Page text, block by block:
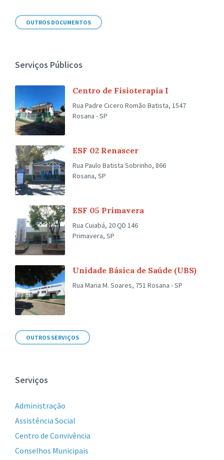
OUTROS DOCUMENTOS
Serviços Públicos
Centro de Fisioterapia I
Rua Padre Cicero Romão Batista, 1547
Rosana - SP
ESF 02 Renascer
Rua Paulo Batista Sobrinho, 866
Rosana, SP
ESF 05 Primavera
Rua Cuiabá, 20 QD 146
Primavera, SP
Unidade Básica de Saúde (UBS)
Rua Maria M. Soares, 751 Rosana - SP
OUTROS SERVIÇOS
Serviços
Administração
Assistência Social
Centro de Convivência
Conselhos Municipais